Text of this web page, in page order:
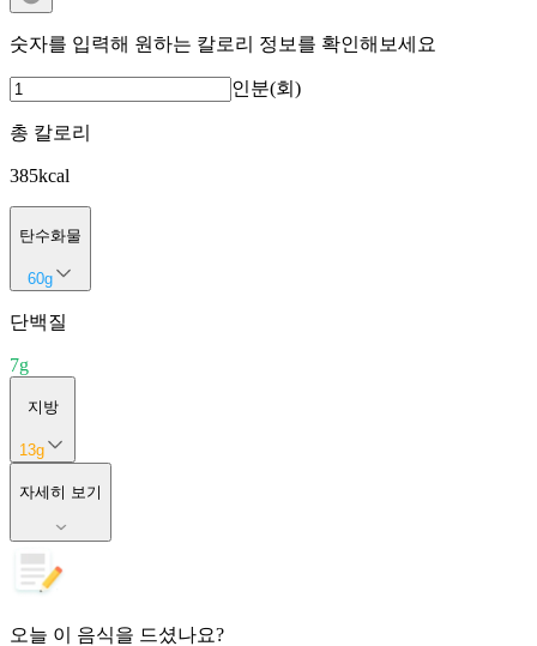
숫자를 입력해 원하는 칼로리 정보를 확인해보세요
인분(회)
총 칼로리
385kcal
탄수화물
60g
단백질
7g
지방
13g
자세히 보기
오늘 이 음식을 드셨나요?